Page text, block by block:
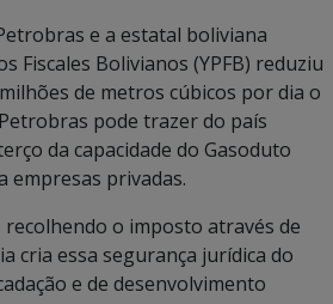
e a estatal boliviana
Fiscales Bolivianos (YPFB) reduziu
de metros cúbicos por dia o
pode trazer do país
da capacidade do Gasoduto
empresas privadas.
recolhendo o imposto através de
cria essa segurança jurídica do
e de desenvolvimento